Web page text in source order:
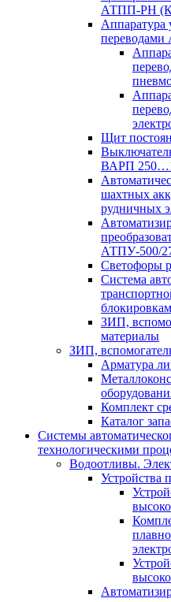
АТПП-РН
Аппаратура
Щит
ВАРП
шахтных
рудничных
АТПУ-500/
Светофоры
Система
ЗИП,
материалы
ЗИП,
Арматура
Комплект
Каталог
Системы
технологическими
Водоотливы.
Устройства